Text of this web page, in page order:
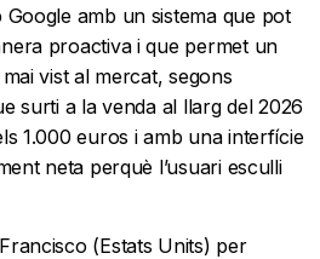
amb un sistema que pot
proactiva i que permet un
vist al mercat, segons
surti a la venda al llarg del 2026
1.000 euros i amb una interfície
neta perquè l’usuari esculli
(Estats Units) per